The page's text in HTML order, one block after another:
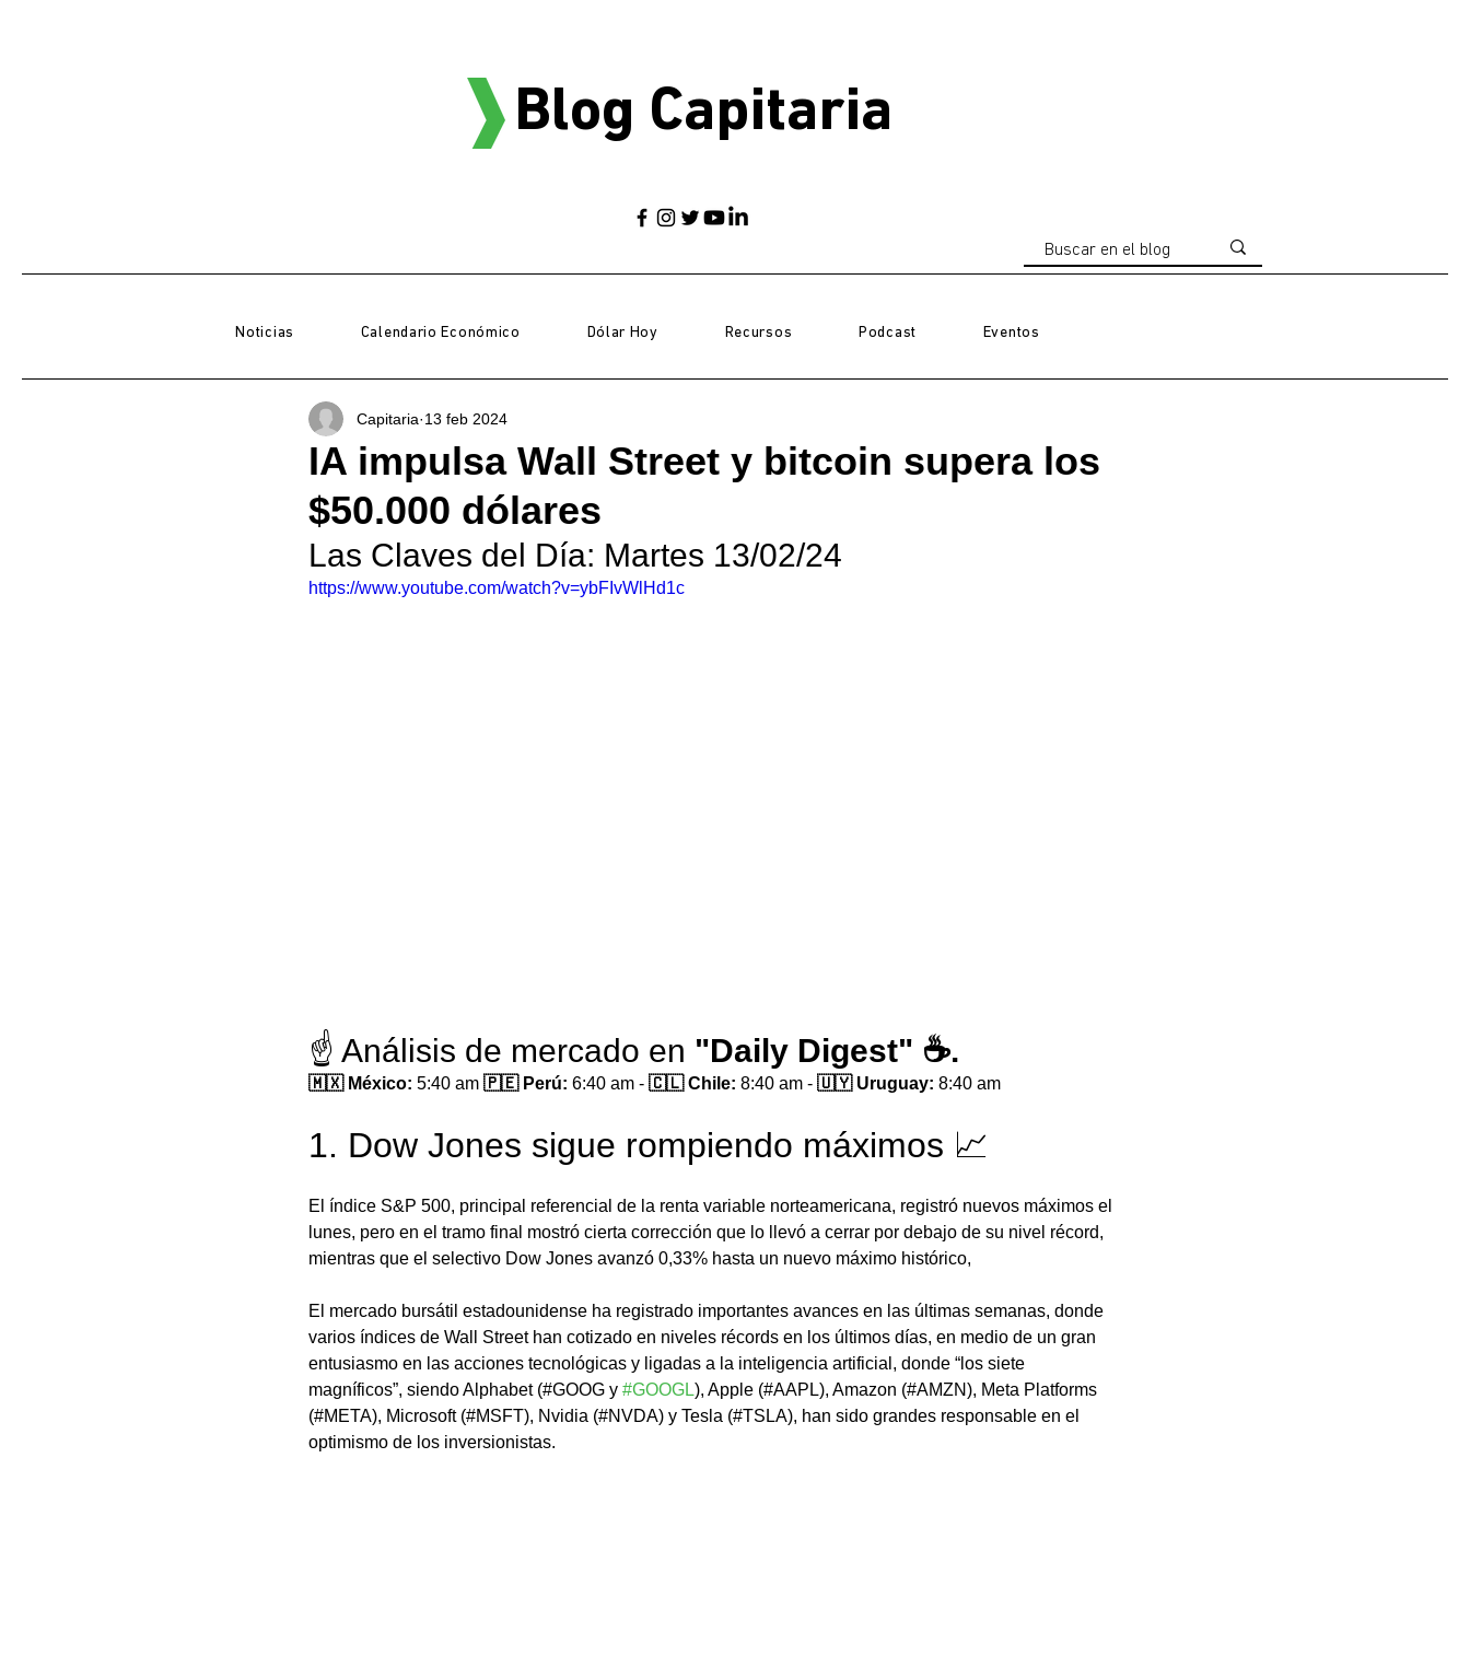
Blog Capitaria
Noticias Calendario Económico Dólar Hoy Recursos Podcast Eventos
IA impulsa Wall Street y bitcoin supera los
$50.000 dólares
Capitaria 13 feb 2024
Las Claves del Día: Martes 13/02/24
https://www.youtube.com/watch?v=ybFIvWlHd1c
☝️ Análisis de mercado en "Daily Digest" ☕.
🇲🇽 México: 5:40 am 🇵🇪 Perú: 6:40 am - 🇨🇱 Chile: 8:40 am - 🇺🇾 Uruguay: 8:40 am
1. Dow Jones sigue rompiendo máximos 📈
El índice S&P 500, principal referencial de la renta variable norteamericana, registró nuevos máximos el
lunes, pero en el tramo final mostró cierta corrección que lo llevó a cerrar por debajo de su nivel récord,
mientras que el selectivo Dow Jones avanzó 0,33% hasta un nuevo máximo histórico,
El mercado bursátil estadounidense ha registrado importantes avances en las últimas semanas, donde
varios índices de Wall Street han cotizado en niveles récords en los últimos días, en medio de un gran
entusiasmo en las acciones tecnológicas y ligadas a la inteligencia artificial, donde “los siete
magníficos”, siendo Alphabet (#GOOG y #GOOGL), Apple (#AAPL), Amazon (#AMZN), Meta Platforms
(#META), Microsoft (#MSFT), Nvidia (#NVDA) y Tesla (#TSLA), han sido grandes responsable en el
optimismo de los inversionistas.